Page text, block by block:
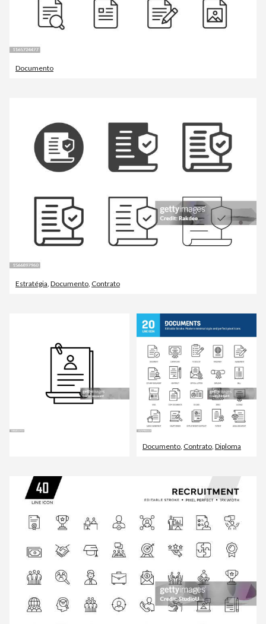
Documento
Estratégia Documento Contrato
Documento Contrato Diploma